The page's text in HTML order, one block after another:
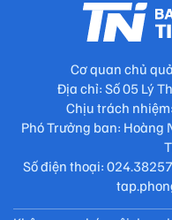
Cơ quan chủ
Địa chỉ: Số 05 Lý
Chịu trách
Phó Trưởng ban: Hoàng
Số điện thoại: